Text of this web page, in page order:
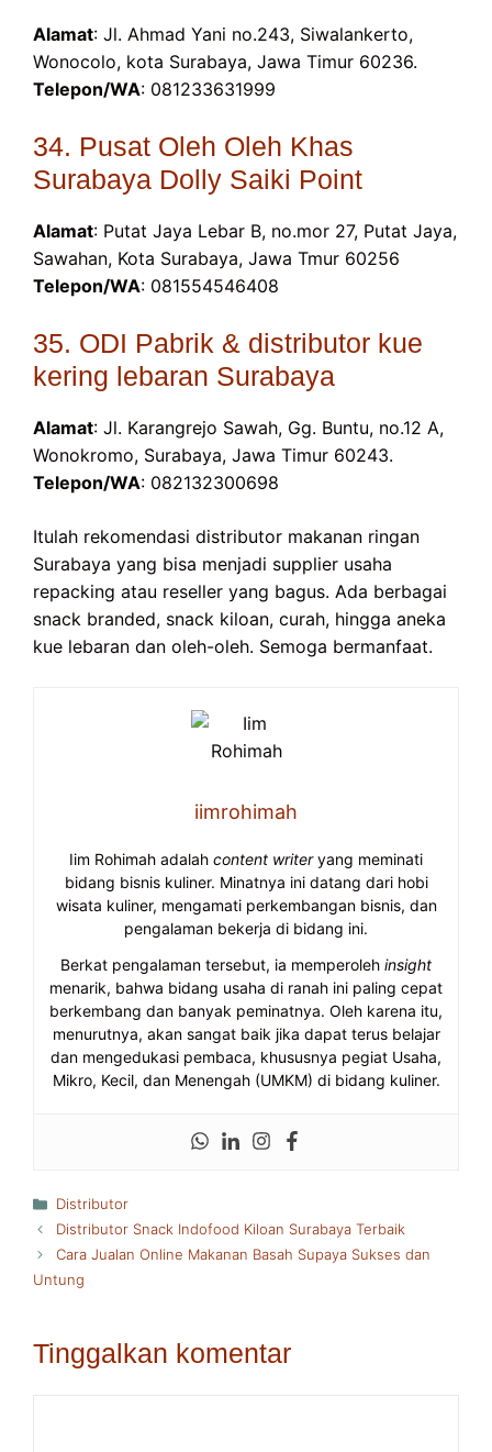
Alamat: Jl. Ahmad Yani no.243, Siwalankerto,
Wonocolo, kota Surabaya, Jawa Timur 60236.
Telepon/WA: 081233631999
34. Pusat Oleh Oleh Khas
Surabaya Dolly Saiki Point
Alamat: Putat Jaya Lebar B, no.mor 27, Putat Jaya,
Sawahan, Kota Surabaya, Jawa Tmur 60256
Telepon/WA: 081554546408
35. ODI Pabrik & distributor kue
kering lebaran Surabaya
Alamat: Jl. Karangrejo Sawah, Gg. Buntu, no.12 A,
Wonokromo, Surabaya, Jawa Timur 60243.
Telepon/WA: 082132300698
Itulah rekomendasi distributor makanan ringan
Surabaya yang bisa menjadi supplier usaha
repacking atau reseller yang bagus. Ada berbagai
snack branded, snack kiloan, curah, hingga aneka
kue lebaran dan oleh-oleh. Semoga bermanfaat.
iimrohimah
Iim Rohimah adalah content writeryang meminati
bidang bisnis kuliner. Minatnya ini datang dari hobi
wisata kuliner, mengamati perkembangan bisnis, dan
pengalaman bekerja di bidang ini.
Berkat pengalaman tersebut, ia memperoleh insight
menarik, bahwa bidang usaha di ranah ini paling cepat
berkembang dan banyak peminatnya. Oleh karena itu,
menurutnya, akan sangat baik jika dapat terus belajar
dan mengedukasi pembaca, khususnya pegiat Usaha,
Mikro, Kecil, dan Menengah (UMKM) di bidang kuliner.
Kategori
Distributor
Distributor Snack Indofood Kiloan Surabaya Terbaik
Cara Jualan Online Makanan Basah Supaya Sukses dan
Untung
Tinggalkan komentar